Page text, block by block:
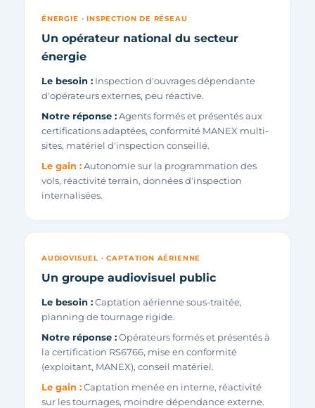
ÉNERGIE · INSPECTION DE RÉSEAU
Un opérateur national du secteur
énergie
Le besoin : Inspection d'ouvrages dépendante
d'opérateurs externes, peu réactive.
Notre réponse :Agents formés et présentés aux
certifications adaptées, conformité MANEX multi-
sites, matériel d'inspection conseillé.
Le gain :Autonomie sur la programmation des
vols, réactivité terrain, données d'inspection
internalisées.
AUDIOVISUEL · CAPTATION AÉRIENNE
Un groupe audiovisuel public
Le besoin :Captation aérienne sous-traitée,
planning de tournage rigide.
Notre réponse :Opérateurs formés et présentés à
la certification RS6766, mise en conformité
(exploitant, MANEX), conseil matériel.
Le gain :Captation menée en interne, réactivité
sur les tournages, moindre dépendance externe.